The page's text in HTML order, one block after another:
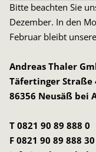
Bitte beachten Sie
Dezember. In den
Februar bleibt
Andreas Thaler
Täfertinger Straße
86356 Neusäß bei
T 0821 90 89 888 0
F 0821 90 89 888 30